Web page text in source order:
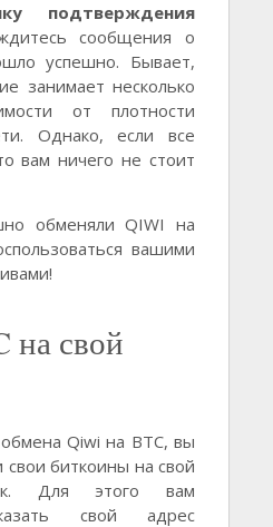
подтверждения
сообщения о
успешно. Бывает,
занимает несколько
от плотности
Однако, если все
вам ничего не стоит
обменяли QIWI на
вашими
на свой
Qiwi на BTC, вы
биткоины на свой
Для этого вам
свой адрес